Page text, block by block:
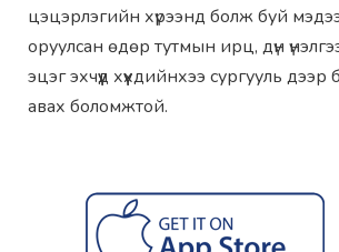
цэцэрлэгийн хүрээнд болж буй
оруулсан өдөр тутмын ирц, дүн
эцэг эхчүүд хүүхдийнхээ сургууль
авах боломжтой.